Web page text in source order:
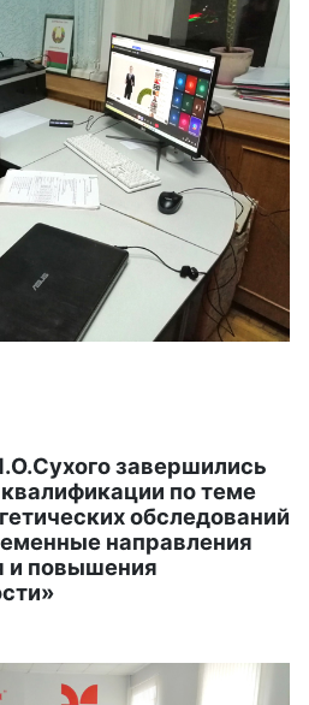
завершились
по теме
обследований
направления
и повышения